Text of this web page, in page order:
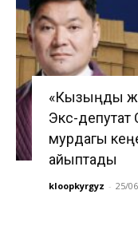
«Кызыңды
Экс-
мурдагы
айыптады
kloopkyrgyz - 25/